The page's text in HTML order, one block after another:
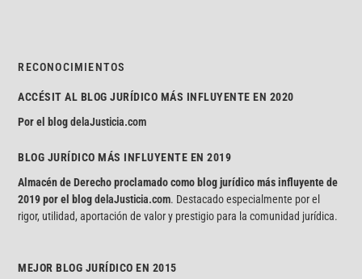
RECONOCIMIENTOS
ACCÉSIT AL BLOG JURÍDICO MÁS INFLUYENTE EN 2020
Por el blogdelaJusticia.com
BLOG JURÍDICO MÁS INFLUYENTE EN 2019
Almacén de Derecho proclamado como blog jurídico más influyente de
2019 por el blogdelaJusticia.com. Destacado especialmente por el
rigor, utilidad, aportación de valor y prestigio para la comunidad jurídica.
MEJOR BLOG JURÍDICO EN 2015